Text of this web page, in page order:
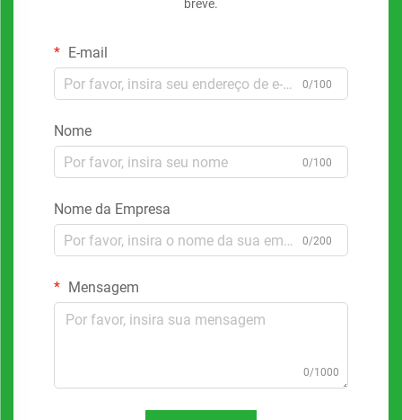
breve.
E-mail
0/100
Nome
0/100
Nome da Empresa
0/200
Mensagem
0/1000